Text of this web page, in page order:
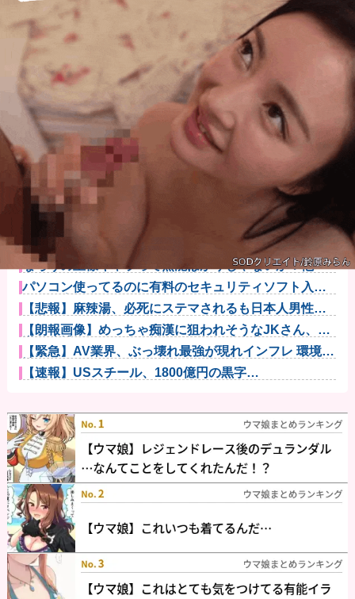
【悲報】母親、息子を通して男の競争の厳しさを知る
ｗｗｗｗ
【悲報】八王子の夏祭り、衛生管理終わってた
【朗報】ハンターハンター最新話、ベンジャミンが覚
醒して主人公...
【悲報】最新話のモンキー・D・ルフィさん、あまりに
も情けなさ...
次にF2で活躍して順当にF1に上がってきそうな日本人
ドライバ...
【困惑】ひろゆきさんが新党作るって言うけど0か100
みたいな...
彼女に浮気されたワイ（38）、人生を変えるために
「プログラミ...
自衛隊指揮に国産AI、情報収集や分析担わせ迅速な意
思決定…「...
なろうの王様キャラって無能ばかりじゃないか？他
パソコン使ってるのに有料のセキュリティソフト入れ
てない人って...
【悲報】麻辣湯、必死にステマされるも日本人男性か
ら見向きもさ...
【朗報画像】めっちゃ痴漢に狙われそうなJKさん、痴
漢を逮捕ｗ...
【緊急】AV業界、ぶっ壊れ最強が現れインフレ 環境崩
壊ｗｗｗ...
【速報】USスチール、1800億円の黒字